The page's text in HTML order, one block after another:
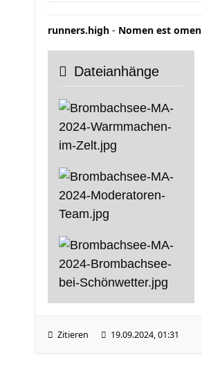
runners.high - Nomen est omen
Dateianhänge
Zitieren 19.09.2024, 01:31